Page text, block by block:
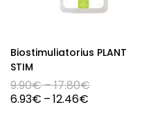
Biostimuliatorius PLANT
STIM
9.90€–17.80€
6.93€ –12.46€